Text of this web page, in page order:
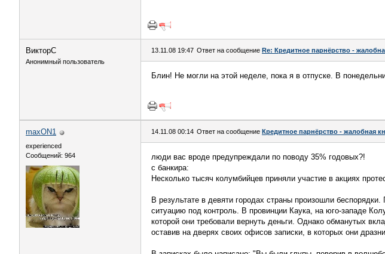
ВикторС
Анонимный пользователь
13.11.08 19:47 Ответ на сообщение Re: Кредитное парнёрство -
Блин! Не могли на этой неделе, пока я в отпуске. В
maxON1
experienced
Сообщений: 964
14.11.08 00:14 Ответ на сообщение Кредитное парнёрство - жалобная
люди вас вроде предупреждали по поводу 35% годовых?!
с банкира:
Несколько тысяч колумбийцев приняли участие в акциях
В результате в девяти городах страны произошли
ситуацию под контроль. В провинции Каука, на юго-западе
которой они требовали вернуть деньги. Однако обманутых
оставив на дверях своих офисов записки, в которых они